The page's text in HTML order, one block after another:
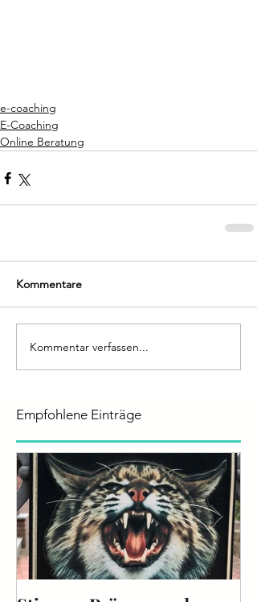
e-coaching
E-Coaching
Online Beratung
Kommentare
Kommentar verfassen...
Empfohlene Einträge